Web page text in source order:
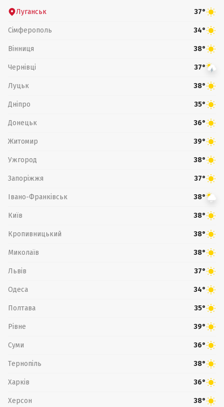
Луганськ 37°
Сімферополь 34°
Вінниця 38°
Чернівці 37°
Луцьк 38°
Дніпро 35°
Донецьк 36°
Житомир 39°
Ужгород 38°
Запоріжжя 37°
Івано-Франківськ 38°
Київ 38°
Кропивницький 38°
Миколаїв 38°
Львів 37°
Одеса 34°
Полтава 35°
Рівне 39°
Суми 36°
Тернопіль 38°
Харків 36°
Херсон 38°